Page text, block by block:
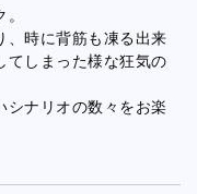
、時に背筋も凍る出来
てしまった様な狂気の
シナリオの数々をお楽